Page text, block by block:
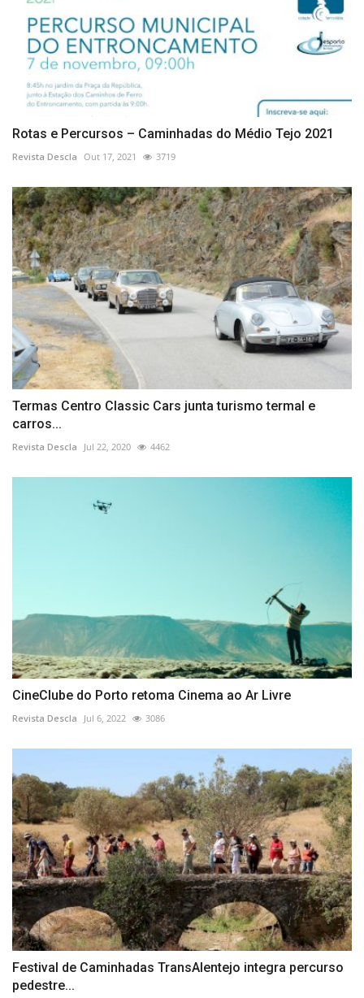
Rotas e Percursos – Caminhadas do Médio Tejo 2021
Revista Descla Out 17, 2021 3719
Termas Centro Classic Cars junta turismo termal e
carros...
Revista Descla Jul 22, 2020 4462
CineClube do Porto retoma Cinema ao Ar Livre
Revista Descla Jul 6, 2022 3086
Festival de Caminhadas TransAlentejo integra percurso
pedestre...